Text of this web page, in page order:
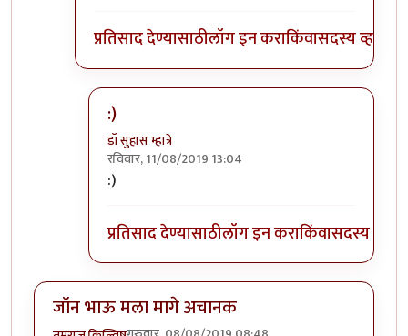
प्रतिसाद देण्यासाठीलॉग इन कराकिंवासदस्य व्हा
:)
डॉ सुहास म्हात्रे
रविवार, 11/08/2019 13:04
In reply to
:)
प्रतिसाद देण्यासाठीलॉग इन कराकिंवासदस्य व्हा
जॉन भाऊ मला मागे अचानक